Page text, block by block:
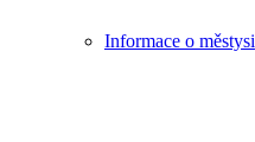
Informace o městysi